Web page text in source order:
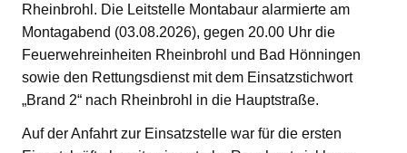
Rheinbrohl. Die Leitstelle Montabaur alarmierte am
Montagabend (03.08.2026), gegen 20.00 Uhr die
Feuerwehreinheiten Rheinbrohl und Bad Hönningen
sowie den Rettungsdienst mit dem Einsatzstichwort
„Brand 2“ nach Rheinbrohl in die Hauptstraße.
Auf der Anfahrt zur Einsatzstelle war für die ersten